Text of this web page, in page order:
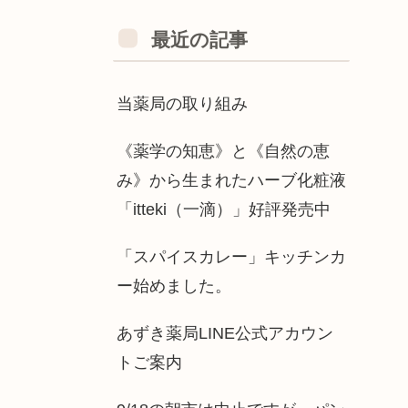
最近の記事
当薬局の取り組み
《薬学の知恵》と《自然の恵
み》から生まれたハーブ化粧液
「itteki（一滴）」好評発売中
「スパイスカレー」キッチンカ
ー始めました。
あずき薬局LINE公式アカウン
トご案内